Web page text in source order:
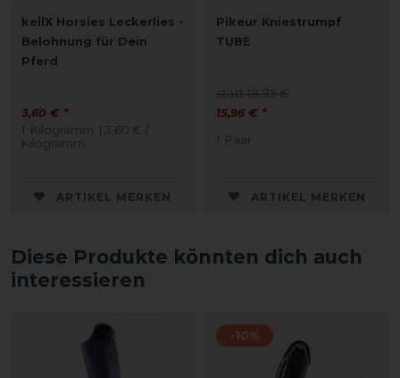
kellX Horsies Leckerlies -
Belohnung für Dein
Pferd
3,60 € *
1 Kilogramm
| 3,60 € /
Kilogramm
ARTIKEL MERKEN
Pikeur Kniestrumpf
TUBE
statt 19,95 €
15,96 € *
1 Paar
ARTIKEL MERKEN
Diese Produkte könnten dich auch
interessieren
-10%